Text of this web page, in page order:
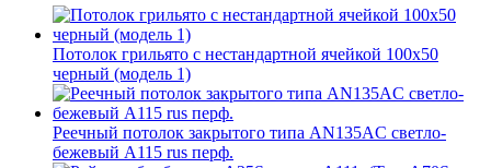
Потолок грильято с нестандартной ячейкой 100х50
черный (модель 1)
Реечный потолок закрытого типа AN135AС светло-
бежевый А115 rus перф.